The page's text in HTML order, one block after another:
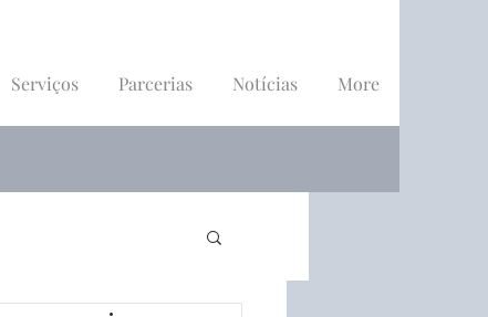
Serviços Parcerias Notícias More